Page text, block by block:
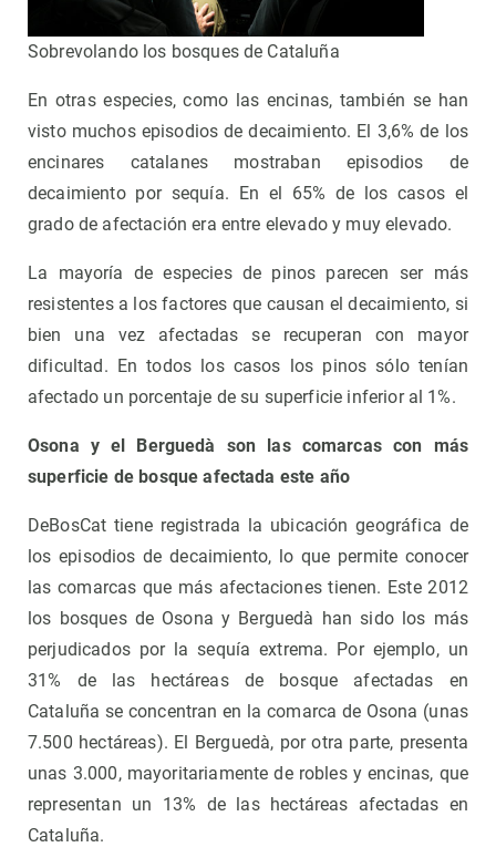
Sobrevolando los bosques de Cataluña
En otras especies, como las encinas, también se han
visto muchos episodios de decaimiento. El 3,6% de los
encinares catalanes mostraban episodios de
decaimiento por sequía. En el 65% de los casos el
grado de afectación era entre elevado y muy elevado.
La mayoría de especies de pinos parecen ser más
resistentes a los factores que causan el decaimiento, si
bien una vez afectadas se recuperan con mayor
dificultad. En todos los casos los pinos sólo tenían
afectado un porcentaje de su superficie inferior al 1%.
Osona y el Berguedà son las comarcas con más
superficie de bosque afectada este año
DeBosCat tiene registrada la ubicación geográfica de
los episodios de decaimiento, lo que permite conocer
las comarcas que más afectaciones tienen. Este 2012
los bosques de Osona y Berguedà han sido los más
perjudicados por la sequía extrema. Por ejemplo, un
31% de las hectáreas de bosque afectadas en
Cataluña se concentran en la comarca de Osona (unas
7.500 hectáreas). El Berguedà, por otra parte, presenta
unas 3.000, mayoritariamente de robles y encinas, que
representan un 13% de las hectáreas afectadas en
Cataluña.